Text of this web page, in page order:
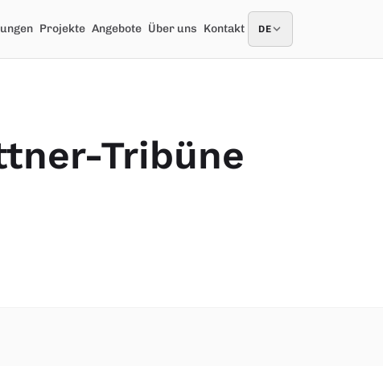
Projekte Angebote Über uns Kontakt DE
DE
Tribüne